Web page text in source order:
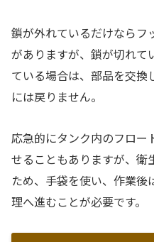
鎖が外れているだけならフ
がありますが、鎖が切れて
ている場合は、部品を交
には戻りません。
応急的にタンク内のフロー
せることもありますが、衛
ため、手袋を使い、作業
理へ進むことが必要です。